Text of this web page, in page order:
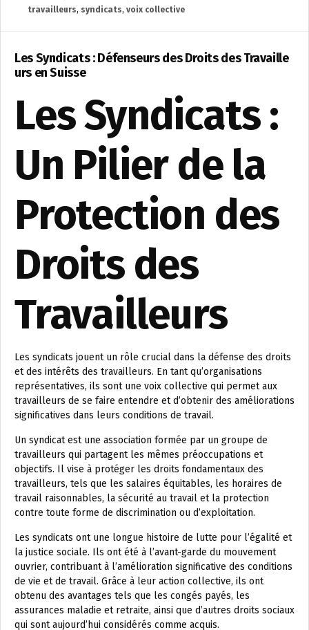
travailleurs, syndicats, voix collective
Les Syndicats : Défenseurs des Droits des Travaille
urs en Suisse
Les Syndicats :
Un Pilier de la
Protection des
Droits des
Travailleurs
Les syndicats jouent un rôle crucial dans la défense des droits
et des intérêts des travailleurs. En tant qu’organisations
représentatives, ils sont une voix collective qui permet aux
travailleurs de se faire entendre et d’obtenir des améliorations
significatives dans leurs conditions de travail.
Un syndicat est une association formée par un groupe de
travailleurs qui partagent les mêmes préoccupations et
objectifs. Il vise à protéger les droits fondamentaux des
travailleurs, tels que les salaires équitables, les horaires de
travail raisonnables, la sécurité au travail et la protection
contre toute forme de discrimination ou d’exploitation.
Les syndicats ont une longue histoire de lutte pour l’égalité et
la justice sociale. Ils ont été à l’avant-garde du mouvement
ouvrier, contribuant à l’amélioration significative des conditions
de vie et de travail. Grâce à leur action collective, ils ont
obtenu des avantages tels que les congés payés, les
assurances maladie et retraite, ainsi que d’autres droits sociaux
qui sont aujourd’hui considérés comme acquis.